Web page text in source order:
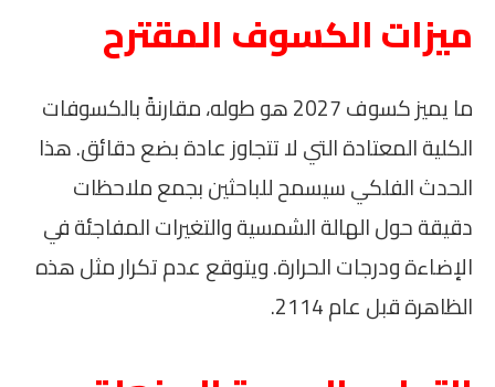
ميزات الكسوف المقترح
ما يميز كسوف 2027 هو طوله، مقارنةً بالكسوفات
الكلية المعتادة التي لا تتجاوز عادة بضع دقائق. هذا
الحدث الفلكي سيسمح للباحثين بجمع ملاحظات
دقيقة حول الهالة الشمسية والتغيرات المفاجئة في
الإضاءة ودرجات الحرارة. ويتوقع عدم تكرار مثل هذه
الظاهرة قبل عام 2114.